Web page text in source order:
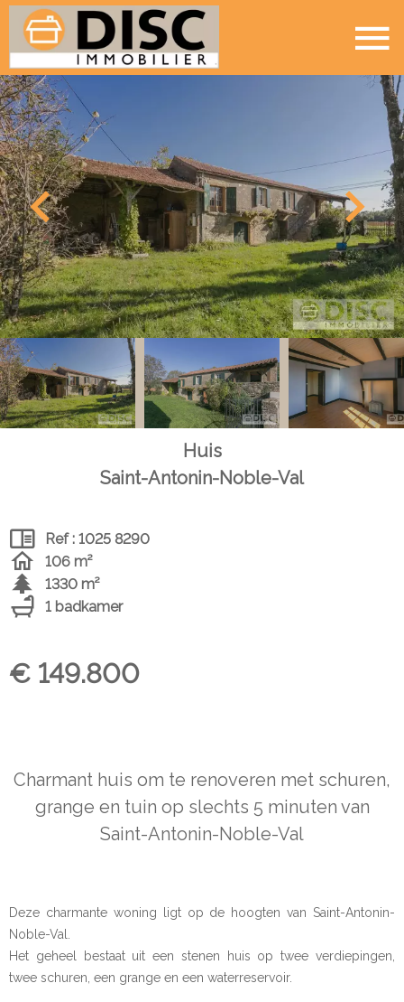
Huis
Saint-Antonin-Noble-Val
Ref : 1025 8290
106 m²
1330 m²
1 badkamer
€ 149.800
Charmant huis om te renoveren met schuren,
grange en tuin op slechts 5 minuten van
Saint-Antonin-Noble-Val
Deze charmante woning ligt op de hoogten van Saint-Antonin-
Noble-Val.
Het geheel bestaat uit een stenen huis op twee verdiepingen,
twee schuren, een grange en een waterreservoir.